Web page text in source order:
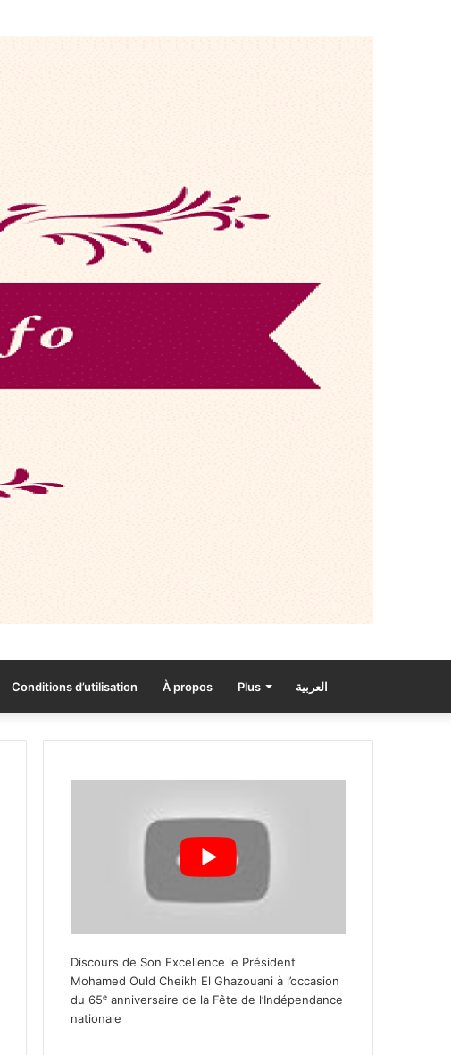
Conditions d’utilisation À propos Plus العربية
Discours de Son Excellence le Président
Mohamed Ould Cheikh El Ghazouani à l’occasion
du 65ᵉ anniversaire de la Fête de l’Indépendance
nationale